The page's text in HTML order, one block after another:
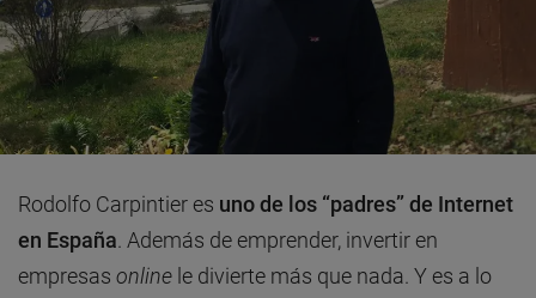
Rodolfo Carpintier es uno de los “padres” de Internet
en España . Además de emprender, invertir en
empresas online le divierte más que nada. Y es a lo